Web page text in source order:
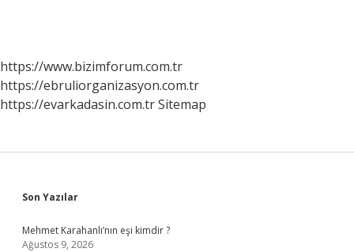
https://www.bizimforum.com.tr
https://ebruliorganizasyon.com.tr
https://evarkadasin.com.trSitemap
Sidebar
Son Yazılar
Mehmet Karahanlı’nın eşi kimdir ?
Ağustos 9, 2026